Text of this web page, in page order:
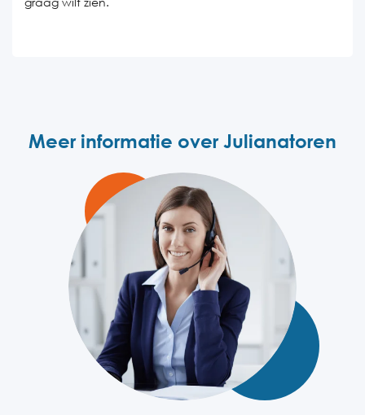
Meer informatie over Julianatoren